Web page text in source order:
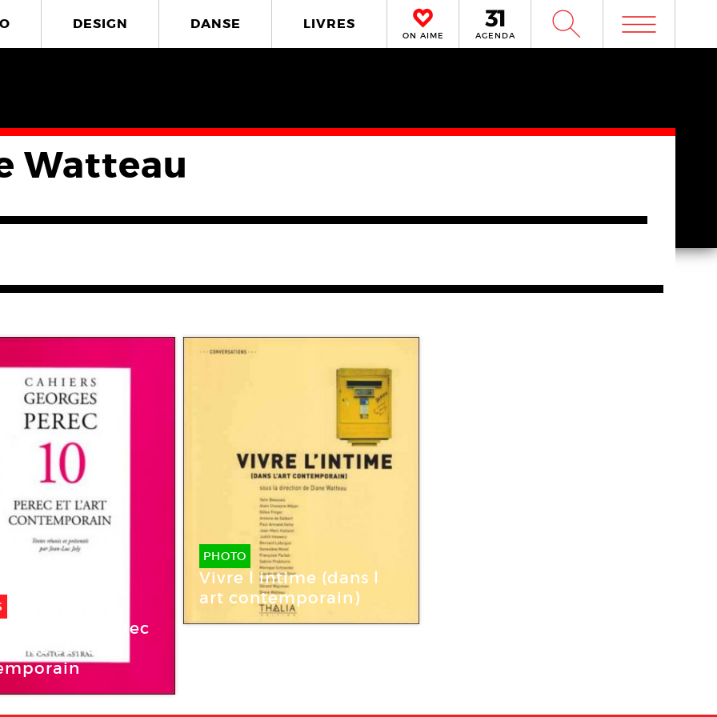
DESIGN DANSE LIVRES
ON AIME AGENDA W m
Watteau
Georges Perec
et l’art
PHOTO
Vivre l intime (dans l
art contemporain)